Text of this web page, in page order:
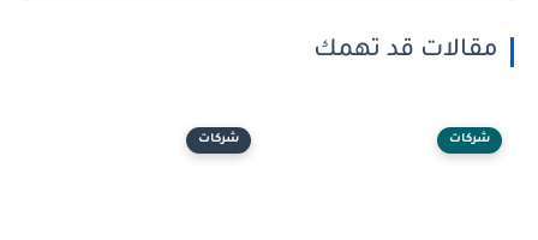
مقالات قد تهمك
شركات شركات